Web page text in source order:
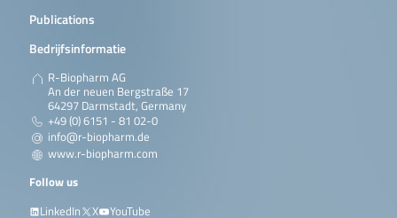
Publications
Bedrijfsinformatie
R-Biopharm AG
An der neuen Bergstraße 17
64297 Darmstadt, Germany
+49 (0) 6151 - 81 02-0
info@r-biopharm.de
www.r-biopharm.com
Follow us
LinkedIn
X YouTube